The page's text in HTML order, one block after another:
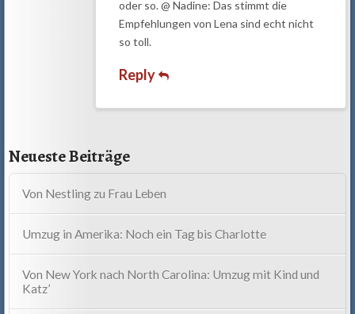
oder so. @ Nadine: Das stimmt die
Empfehlungen von Lena sind echt nicht
so toll.
Reply
Neueste Beiträge
Von Nestling zu Frau Leben
Umzug in Amerika: Noch ein Tag bis Charlotte
Von New York nach North Carolina: Umzug mit Kind und
Katz’